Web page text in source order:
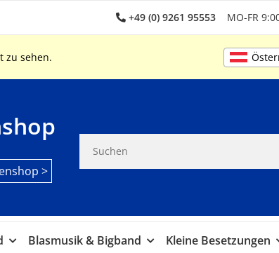
+49 (0) 9261 95553 MO-FR
zu sehen.
>
Blasmusik & Bigband Kleine Besetzungen